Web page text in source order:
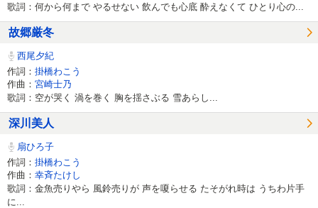
歌詞：何から何まで やるせない 飲んでも心底 酔えなくて ひとり心の...
故郷厳冬
西尾夕紀
作詞： 掛橋わこう
作曲： 宮崎士乃
歌詞：空が哭く 渦を巻く 胸を揺さぶる 雪あらし...
深川美人
扇ひろ子
作詞： 掛橋わこう
作曲： 幸斉たけし
歌詞：金魚売りやら 風鈴売りが 声を嗄らせる たそがれ時は うちわ片手
に...